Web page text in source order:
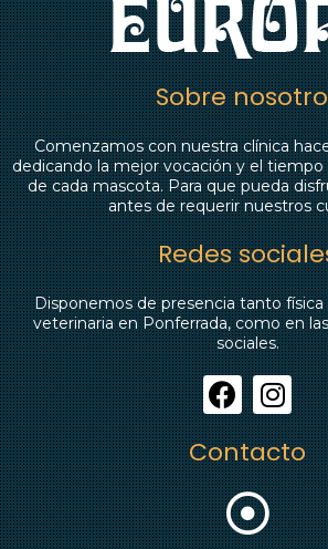
Sobre
Comenzamos con nuestra clínica
dedicando la mejor vocación y el tiempo
de cada mascota. Para que pueda
antes de requerir nuestros
Redes
Disponemos de presencia tanto física
veterinaria en Ponferrada, como en
sociales.
Contacto